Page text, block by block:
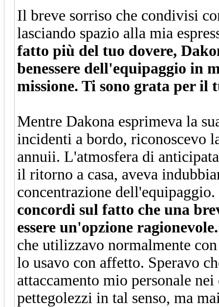
Il breve sorriso che condivisi
lasciando spazio alla mia
fatto più del tuo dovere,
benessere dell'equipaggio in
missione. Ti sono grata per il
Mentre Dakona esprimeva la
incidenti a bordo, riconoscevo
annuii. L'atmosfera di
il ritorno a casa, aveva
concentrazione dell'equipaggio.
concordi sul fatto che una
essere un'opzione ragionevole.
che utilizzavo normalmente
lo usavo con affetto. Speravo
attaccamento mio personale
pettegolezzi in tal senso, ma